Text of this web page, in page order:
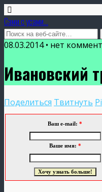
Сами с усами...
08.03.2014 • нет
Ивановский
Поделиться Твитнуть
Ваш e-mail: *
Ваше имя: *